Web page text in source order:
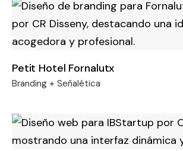
Petit Hotel Fornalutx
Branding + Señalética